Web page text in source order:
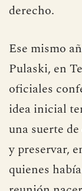
derecho.
Ese mismo
Pulaski, en
oficiales
idea inicial
una suerte
y preservar,
quienes